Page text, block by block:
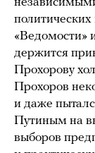
политических
«Ведомости»
держится
Прохорову
Прохоров
и даже
Путиным на
выборов